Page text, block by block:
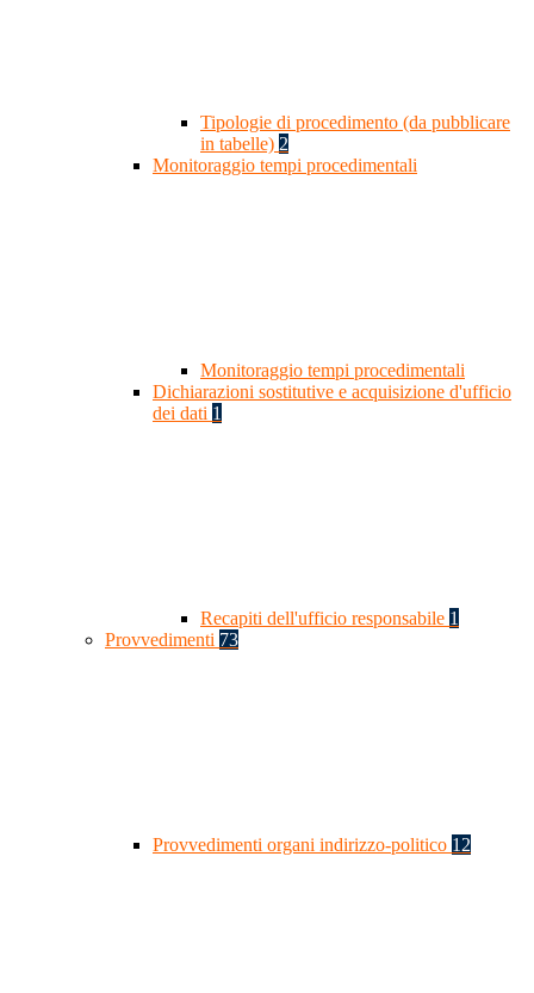
Tipologie di procedimento (da pubblicare
in tabelle) 2
Monitoraggio tempi procedimentali
Monitoraggio tempi procedimentali
Dichiarazioni sostitutive e acquisizione d'ufficio
dei dati 1
Recapiti dell'ufficio responsabile 1
Provvedimenti 73
Provvedimenti organi indirizzo-politico 12